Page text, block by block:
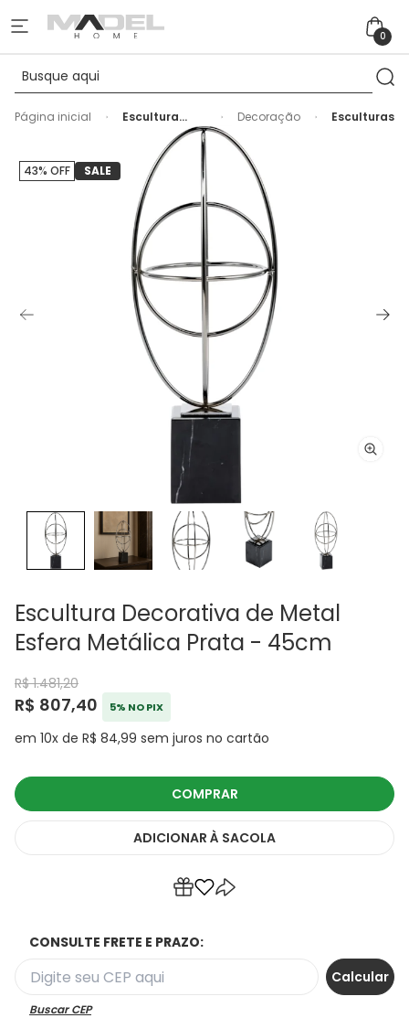
0
Página inicial
Escultura
Decorativa
de Metal
Esfera
Metálica
Prata - 45cm
Decoração Esculturas
Escultura Decorativa de Metal
Esfera Metálica Prata - 45cm
R$ 1.481,20
R$ 807,40 5% NO PIX
em 10x de R$ 84,99 sem juros no cartão
43% OFF SALE
COMPRAR
ADICIONAR À SACOLA
CONSULTE FRETE E PRAZO:
Buscar CEP